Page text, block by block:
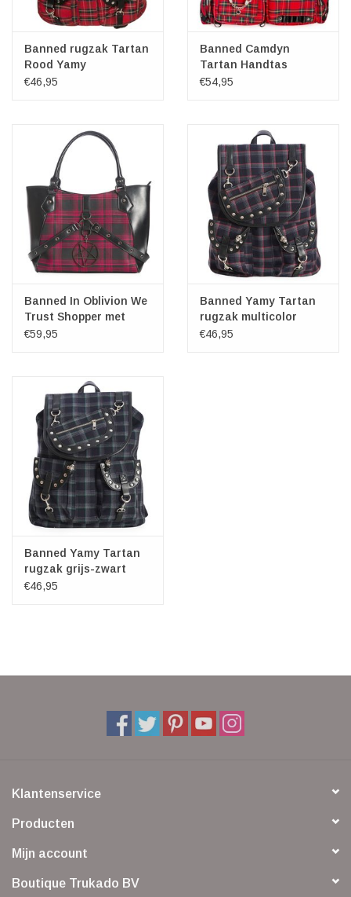
Banned rugzak Tartan
Rood Yamy
€46,95
Banned Camdyn
Tartan Handtas
€54,95
Banned In Oblivion We
Trust Shopper met
Pentagram hanger
€59,95
Banned Yamy Tartan
rugzak multicolor
€46,95
Banned Yamy Tartan
rugzak grijs-zwart
€46,95
Klantenservice
Producten
Mijn account
Boutique Trukado BV